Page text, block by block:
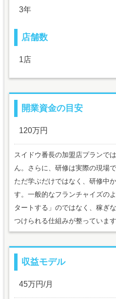
3年
店舗数
1店
開業資金の目安
120万円
スイドウ番長の加盟店プランで
ん。さらに、研修は実際の現場
ただ学ぶだけではなく、研修中
す。一般的なフランチャイズの
タートする」のではなく、稼ぎ
つけられる仕組みが整っています
収益モデル
45万円/月